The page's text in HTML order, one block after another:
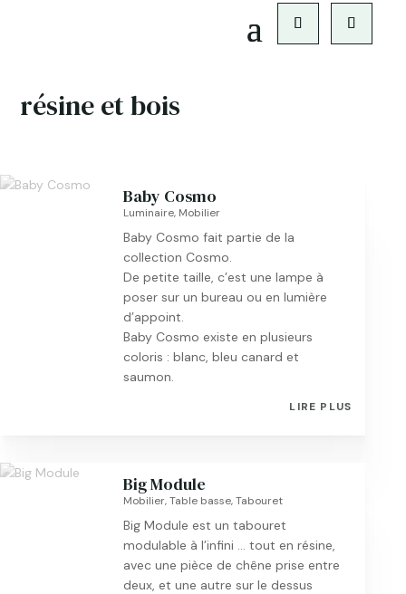
résine et bois
Baby Cosmo
Luminaire, Mobilier
Baby Cosmo fait partie de la
collection Cosmo.
De petite taille, c’est une lampe à
poser sur un bureau ou en lumière
d’appoint.
Baby Cosmo existe en plusieurs
coloris : blanc, bleu canard et
saumon.
LIRE PLUS
Big Module
Mobilier,Table basse,Tabouret
Big Module est un tabouret
modulable à l’infini … tout en résine,
avec une pièce de chêne prise entre
deux, et une autre sur le dessus